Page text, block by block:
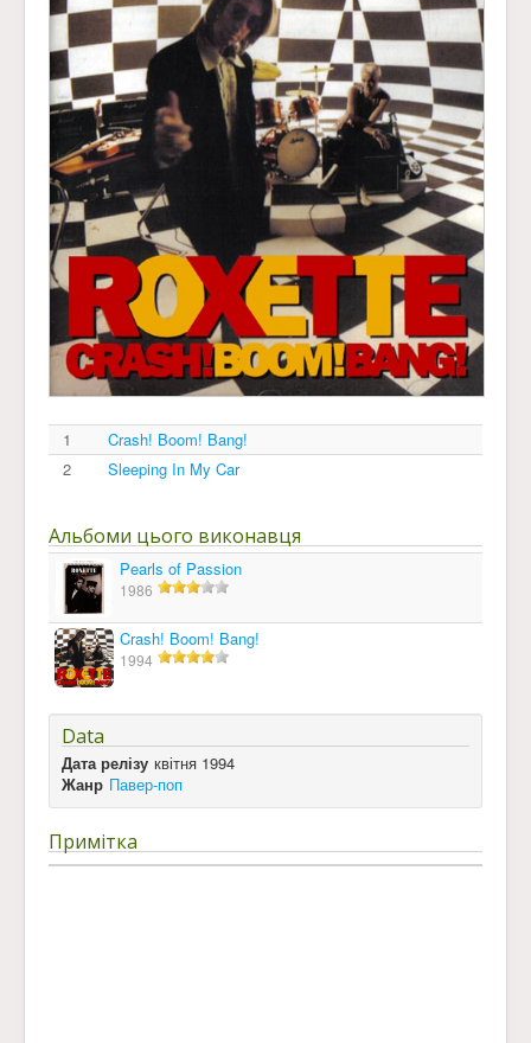
1
Crash! Boom! Bang!
2
Sleeping In My Car
Альбоми цього виконавця
Pearls of Passion
1986
Crash! Boom! Bang!
1994
Data
Дата релізу квітня 1994
Жанр Павер-поп
Примітка